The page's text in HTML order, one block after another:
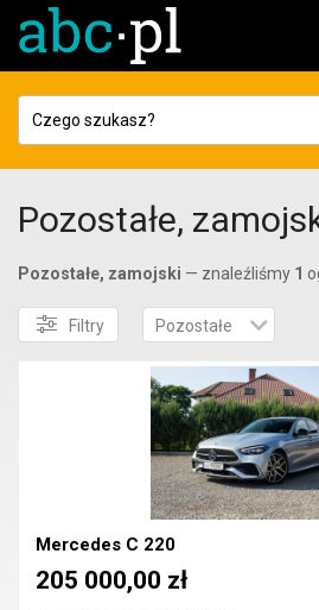
Pozostałe,
Pozostałe, zamojski — znaleźliśmy 1
Filtry Pozostałe
Mercedes C 220
205 000,00 zł